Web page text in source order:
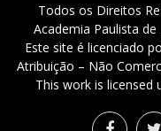
Todos os Direitos
Academia Paulista
Este site é licenciado
Atribuição – Não
This work is licensed